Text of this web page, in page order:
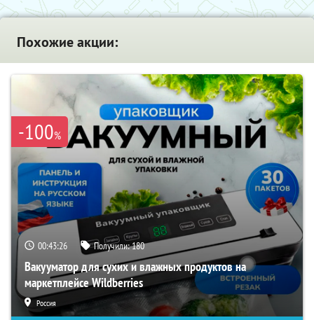
Похожие акции:
-100%
00:43:25 Получили:180
Вакууматор для сухих и влажных продуктов на
маркетплейсе Wildberries
Россия